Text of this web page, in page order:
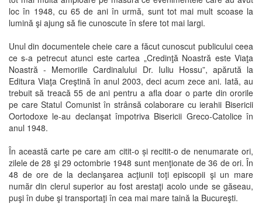
loc în 1948, cu 65 de ani în urmă, sunt tot mai mult scoase la
lumină şi ajung să fie cunoscute în sfere tot mai largi.
Unul din documentele cheie care a făcut cunoscut publicului ceea
ce s-a petrecut atunci este cartea „Credinţă Noastră este Viaţa
Noastră - Memoriile Cardinalului Dr. Iuliu Hossu”, apărută la
Editura Viaţa Creştină în anul 2003, deci acum zece ani. Iată, au
trebuit să treacă 55 de ani pentru a afla doar o parte din ororile
pe care Statul Comunist în strânsă colaborare cu ierahii Bisericii
Oortodoxe le-au declanşat împotriva Bisericii Greco-Catolice în
anul 1948.
În această carte pe care am citit-o și recitit-o de nenumarate ori,
zilele de 28 şi 29 octombrie 1948 sunt menţionate de 36 de ori. În
48 de ore de la declanşarea acţiunii toţi episcopii şi un mare
număr din clerul superior au fost arestaţi acolo unde se găseau,
puşi în dube şi transportaţi în cea mai mare taină la Bucureşti.